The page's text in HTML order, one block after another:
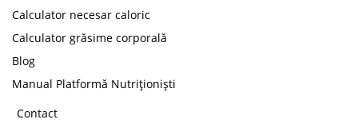
Calculator necesar caloric
Calculator grăsime corporală
Blog
Manual Platformă Nutriționiști
Contact